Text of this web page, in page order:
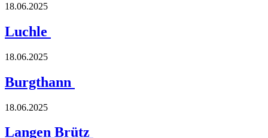
18.06.2025
Luchle
18.06.2025
Burgthann
18.06.2025
Langen Brütz